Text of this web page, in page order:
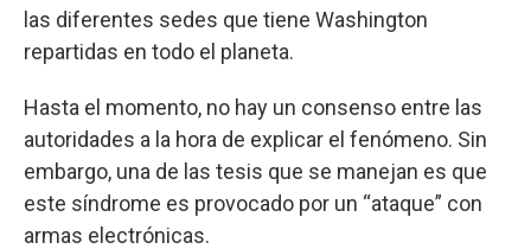
las diferentes sedes que tiene Washington
repartidas en todo el planeta.
Hasta el momento, no hay un consenso entre las
autoridades a la hora de explicar el fenómeno. Sin
embargo, una de las tesis que se manejan es que
este síndrome es provocado por un “ataque” con
armas electrónicas.